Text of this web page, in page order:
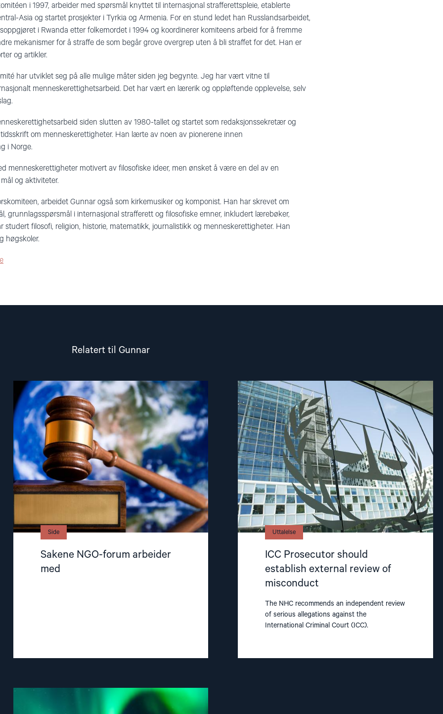
i 1997, arbeider med spørsmål knyttet til internasjonal strafferettspleie, etablerte
Asia og startet prosjekter i Tyrkia og Armenia. For en stund ledet han Russlandsarbeidet,
i Rwanda etter folkemordet i 1994 og koordinerer komiteens arbeid for å fremme
mekanismer for å straffe de som begår grove overgrep uten å bli straffet for det. Han er
og artikler.
har utviklet seg på alle mulige måter siden jeg begynte. Jeg har vært vitne til
menneskerettighetsarbeid. Det har vært en lærerik og oppløftende opplevelse, selv
siden slutten av 1980-tallet og startet som redaksjonssekretær og
om menneskerettigheter. Han lærte av noen av pionerene innen
i Norge.
menneskerettigheter motivert av filosofiske ideer, men ønsket å være en del av en
og aktiviteter.
arbeidet Gunnar også som kirkemusiker og komponist. Han har skrevet om
grunnlagsspørsmål i internasjonal strafferett og filosofiske emner, inkludert lærebøker,
studert filosofi, religion, historie, matematikk, journalistikk og menneskerettigheter. Han
høgskoler.
Relatert til Gunnar
Side
Sakene NGO-forum arbeider
med
Read
article
"Sakene
NGO-
forum
arbeider
med"
Uttalelse
ICC Prosecutor should
establish external review of
misconduct
The NHC recommends an independent review
of serious allegations against the
International Criminal Court (ICC).
should
establish
external
review
of
misconduct"
article
"Norge"